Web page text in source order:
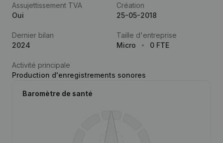
Assujettissement TVA
Oui
Création
25-05-2018
Dernier bilan
2024
Taille d'entreprise
Micro
0 FTE
Activité principale
Production d'enregistrements sonores
Baromètre de santé